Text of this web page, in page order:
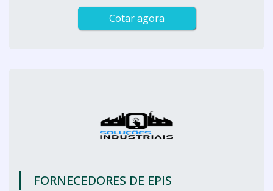
Cotar agora
FORNECEDORES DE EPIS